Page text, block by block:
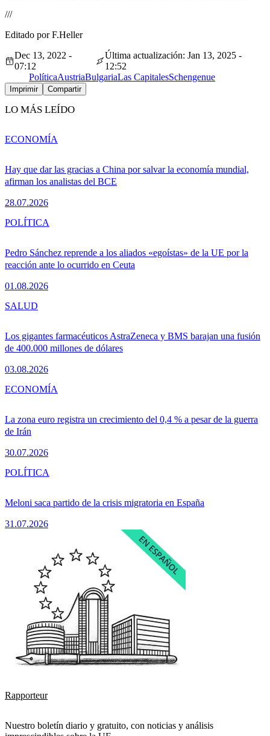
///
Editado por F.Heller
Dec 13, 2022 -
07:12
Última actualización: Jan 13, 2025 -
12:52
PolíticaAustriaBulgariaLas CapitalesSchengenue
Imprimir Compartir
LO MÁS LEÍDO
Hay que dar las gracias a China por salvar la economía mundial,
afirman los analistas del BCE
28.07.2026
ECONOMÍA
Pedro Sánchez reprende a los aliados «egoístas» de la UE por la
reacción ante lo ocurrido en Ceuta
01.08.2026
POLÍTICA
Los gigantes farmacéuticos AstraZeneca y BMS barajan una fusión
de 400.000 millones de dólares
03.08.2026
SALUD
La zona euro registra un crecimiento del 0,4 % a pesar de la guerra
de Irán
30.07.2026
ECONOMÍA
Meloni saca partido de la crisis migratoria en España
31.07.2026
POLÍTICA
Rapporteur
Nuestro boletín diario y gratuito, con noticias y análisis